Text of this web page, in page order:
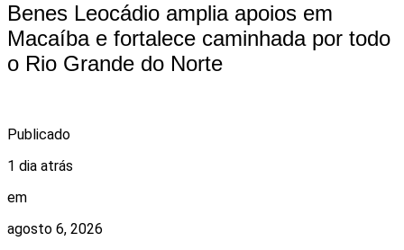
Benes Leocádio amplia apoios em
Macaíba e fortalece caminhada por todo
o Rio Grande do Norte
Publicado
1 dia atrás
em
agosto 6, 2026